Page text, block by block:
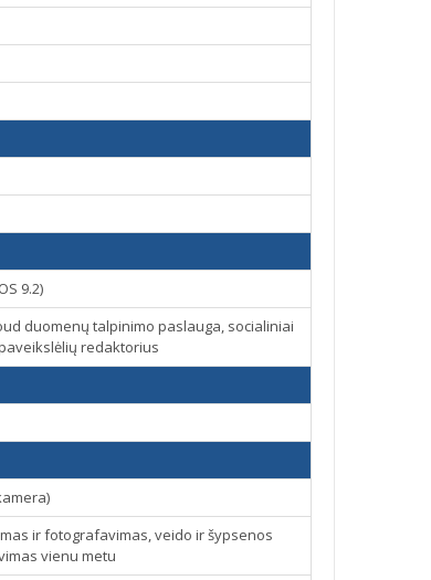
9.2)
duomenų talpinimo paslauga, socialiniai
redaktorius
ir fotografavimas, veido ir šypsenos
vienu metu